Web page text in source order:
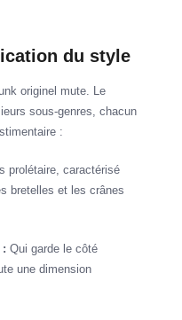
du style
originel mute. Le
sous-genres, chacun
:
prolétaire, caractérisé
bretelles et les crânes
: Qui garde le côté
une dimension